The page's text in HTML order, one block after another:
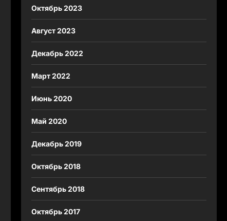
Октябрь 2023
Август 2023
Декабрь 2022
Март 2022
Июнь 2020
Май 2020
Декабрь 2019
Октябрь 2018
Сентябрь 2018
Октябрь 2017